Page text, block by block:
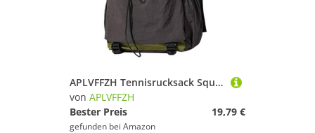
APLVFFZH Tennisrucksack Squash Tasche Tennistasche Sportrucksack mit Großem Stauraum Aus Robustem Oxford Gewebe für Damen Und Herren für Fitnessstudio, GrÜn
von APLVFFZH
Bester Preis
19,79 €
gefunden bei Amazon